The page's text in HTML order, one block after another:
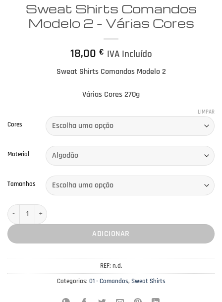
Sweat Shirts Comandos
Modelo 2 – Várias Cores
18,00 € IVA Incluído
Sweat Shirts Comandos Modelo 2
Várias Cores 270g
Cores
Material
Tamanhos
LIMPAR
Quantidade de Sweat Shirts Comandos Modelo 2 - Várias Cores
ADICIONAR
REF: n.d.
Categorias: 01 - Comandos, Sweat Shirts